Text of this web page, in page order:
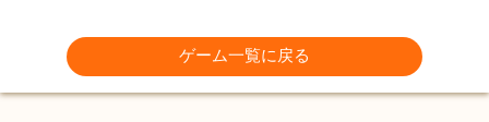
ゲーム一覧に戻る